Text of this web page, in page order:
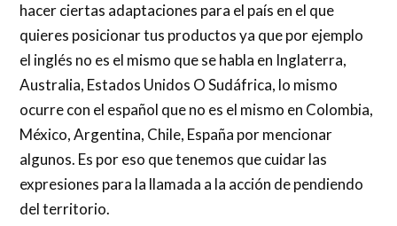
hacer ciertas adaptaciones para el país en el que
quieres posicionar tus productos ya que por ejemplo
el inglés no es el mismo que se habla en Inglaterra,
Australia, Estados Unidos O Sudáfrica, lo mismo
ocurre con el español que no es el mismo en Colombia,
México, Argentina, Chile, España por mencionar
algunos. Es por eso que tenemos que cuidar las
expresiones para la llamada a la acción de pendiendo
del territorio.